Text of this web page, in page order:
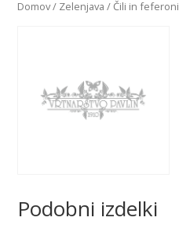
Domov/ Zelenjava /Čili in feferoni
Podobni izdelki